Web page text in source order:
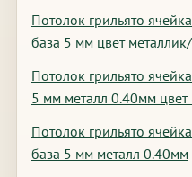
Потолок грильято
база 5 мм цвет
Потолок грильято
5 мм металл 0.40мм
Потолок грильято
база 5 мм металл 0.40мм